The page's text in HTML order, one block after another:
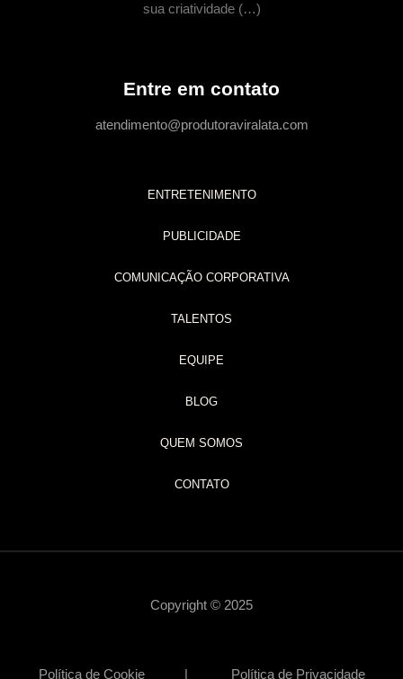
sua criatividade (…)
ENTRETENIMENTO
PUBLICIDADE
COMUNICAÇÃO CORPORATIVA
TALENTOS
EQUIPE
BLOG
QUEM SOMOS
CONTATO
Entre em contato
atendimento@produtoraviralata.com
Copyright © 2025
Política de Cookie | Política de Privacidade